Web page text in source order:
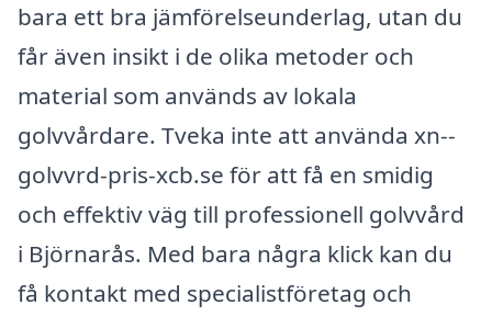
bara ett bra jämförelseunderlag, utan du
får även insikt i de olika metoder och
material som används av lokala
golvvårdare. Tveka inte att använda xn--
golvvrd-pris-xcb.se för att få en smidig
och effektiv väg till professionell golvvård
i Björnarås. Med bara några klick kan du
få kontakt med specialistföretag och